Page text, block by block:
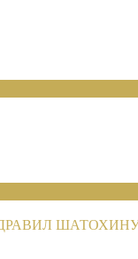
ШАТОХИНУ